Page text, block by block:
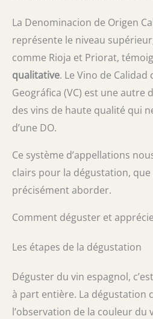
La Denominacion de Origen
représente le niveau
comme Rioja et Priorat,
qualitative. Le Vino de
Geográfica (VC) est une autre
des vins de haute qualité qui
d’une DO.
Ce système d’appellations
clairs pour la dégustation,
précisément aborder.
Comment déguster et
Les étapes de la dégustation
Déguster du vin espagnol,
à part entière. La dégustation
l’observation de la couleur du